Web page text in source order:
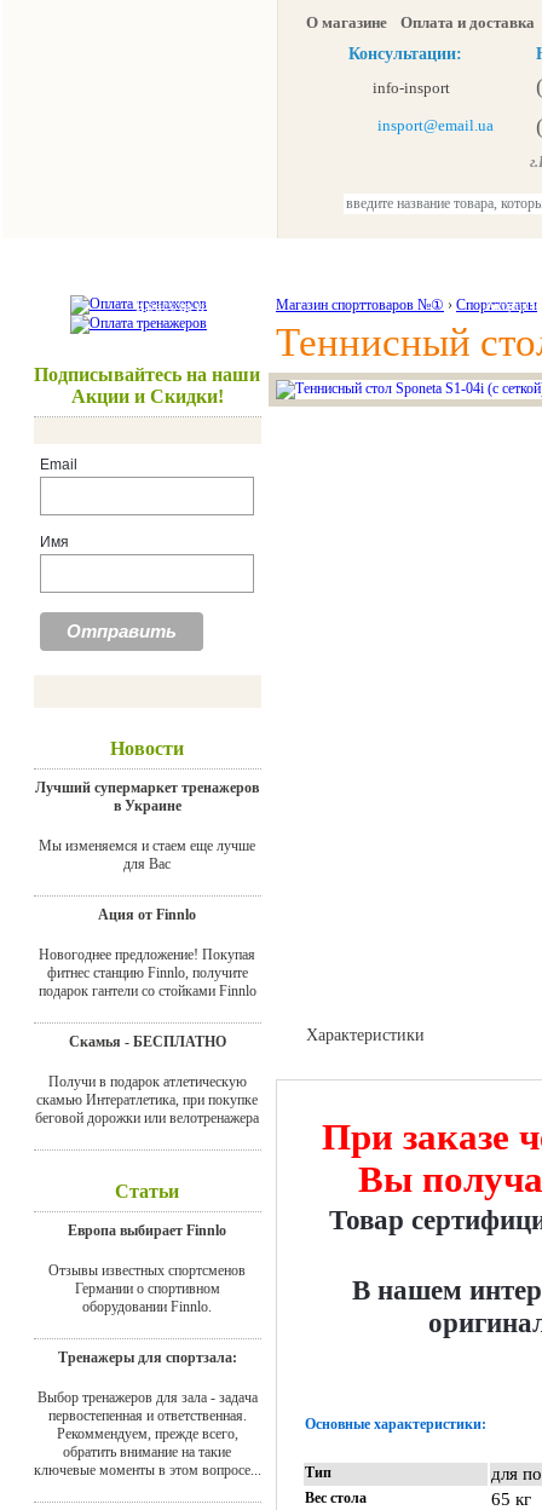
О магазине
Оплата и доставка
Консультации:
info-insport
insport@email.ua
Красота и здоровье Акции и
Подписывайтесь на наши
Акции и Скидки!
Email
Имя
Новости
Лучший супермаркет тренажеров
в Украине
Мы изменяемся и стаем еще лучше
для Вас
Ация от Finnlo
Новогоднее предложение! Покупая
фитнес станцию Finnlo, получите
подарок гантели со стойками Finnlo
Скамья - БЕСПЛАТНО
Получи в подарок атлетическую
скамью Интератлетика, при покупке
беговой дорожки или велотренажера
Статьи
Европа выбирает Finnlo
Отзывы известных спортсменов
Германии о спортивном
оборудовании Finnlo.
Тренажеры для спортзала:
Выбор тренажеров для зала - задача
первостепенная и ответственная.
Рекоммендуем, прежде всего,
обратить внимание на такие
ключевые моменты в этом вопросе...
Магазин спорттоваров №① › Спорттовары
Теннисный
Характеристики
При заказе
Вы
Товар
В нашем
Основные характеристики:
Тип для
Вес стола 65 кг